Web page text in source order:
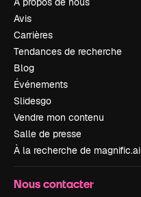
Avis
Carrières
Tendances de recherche
Blog
Événements
Slidesgo
Vendre mon contenu
Salle de presse
À la recherche de magnific.ai
Nous contacter